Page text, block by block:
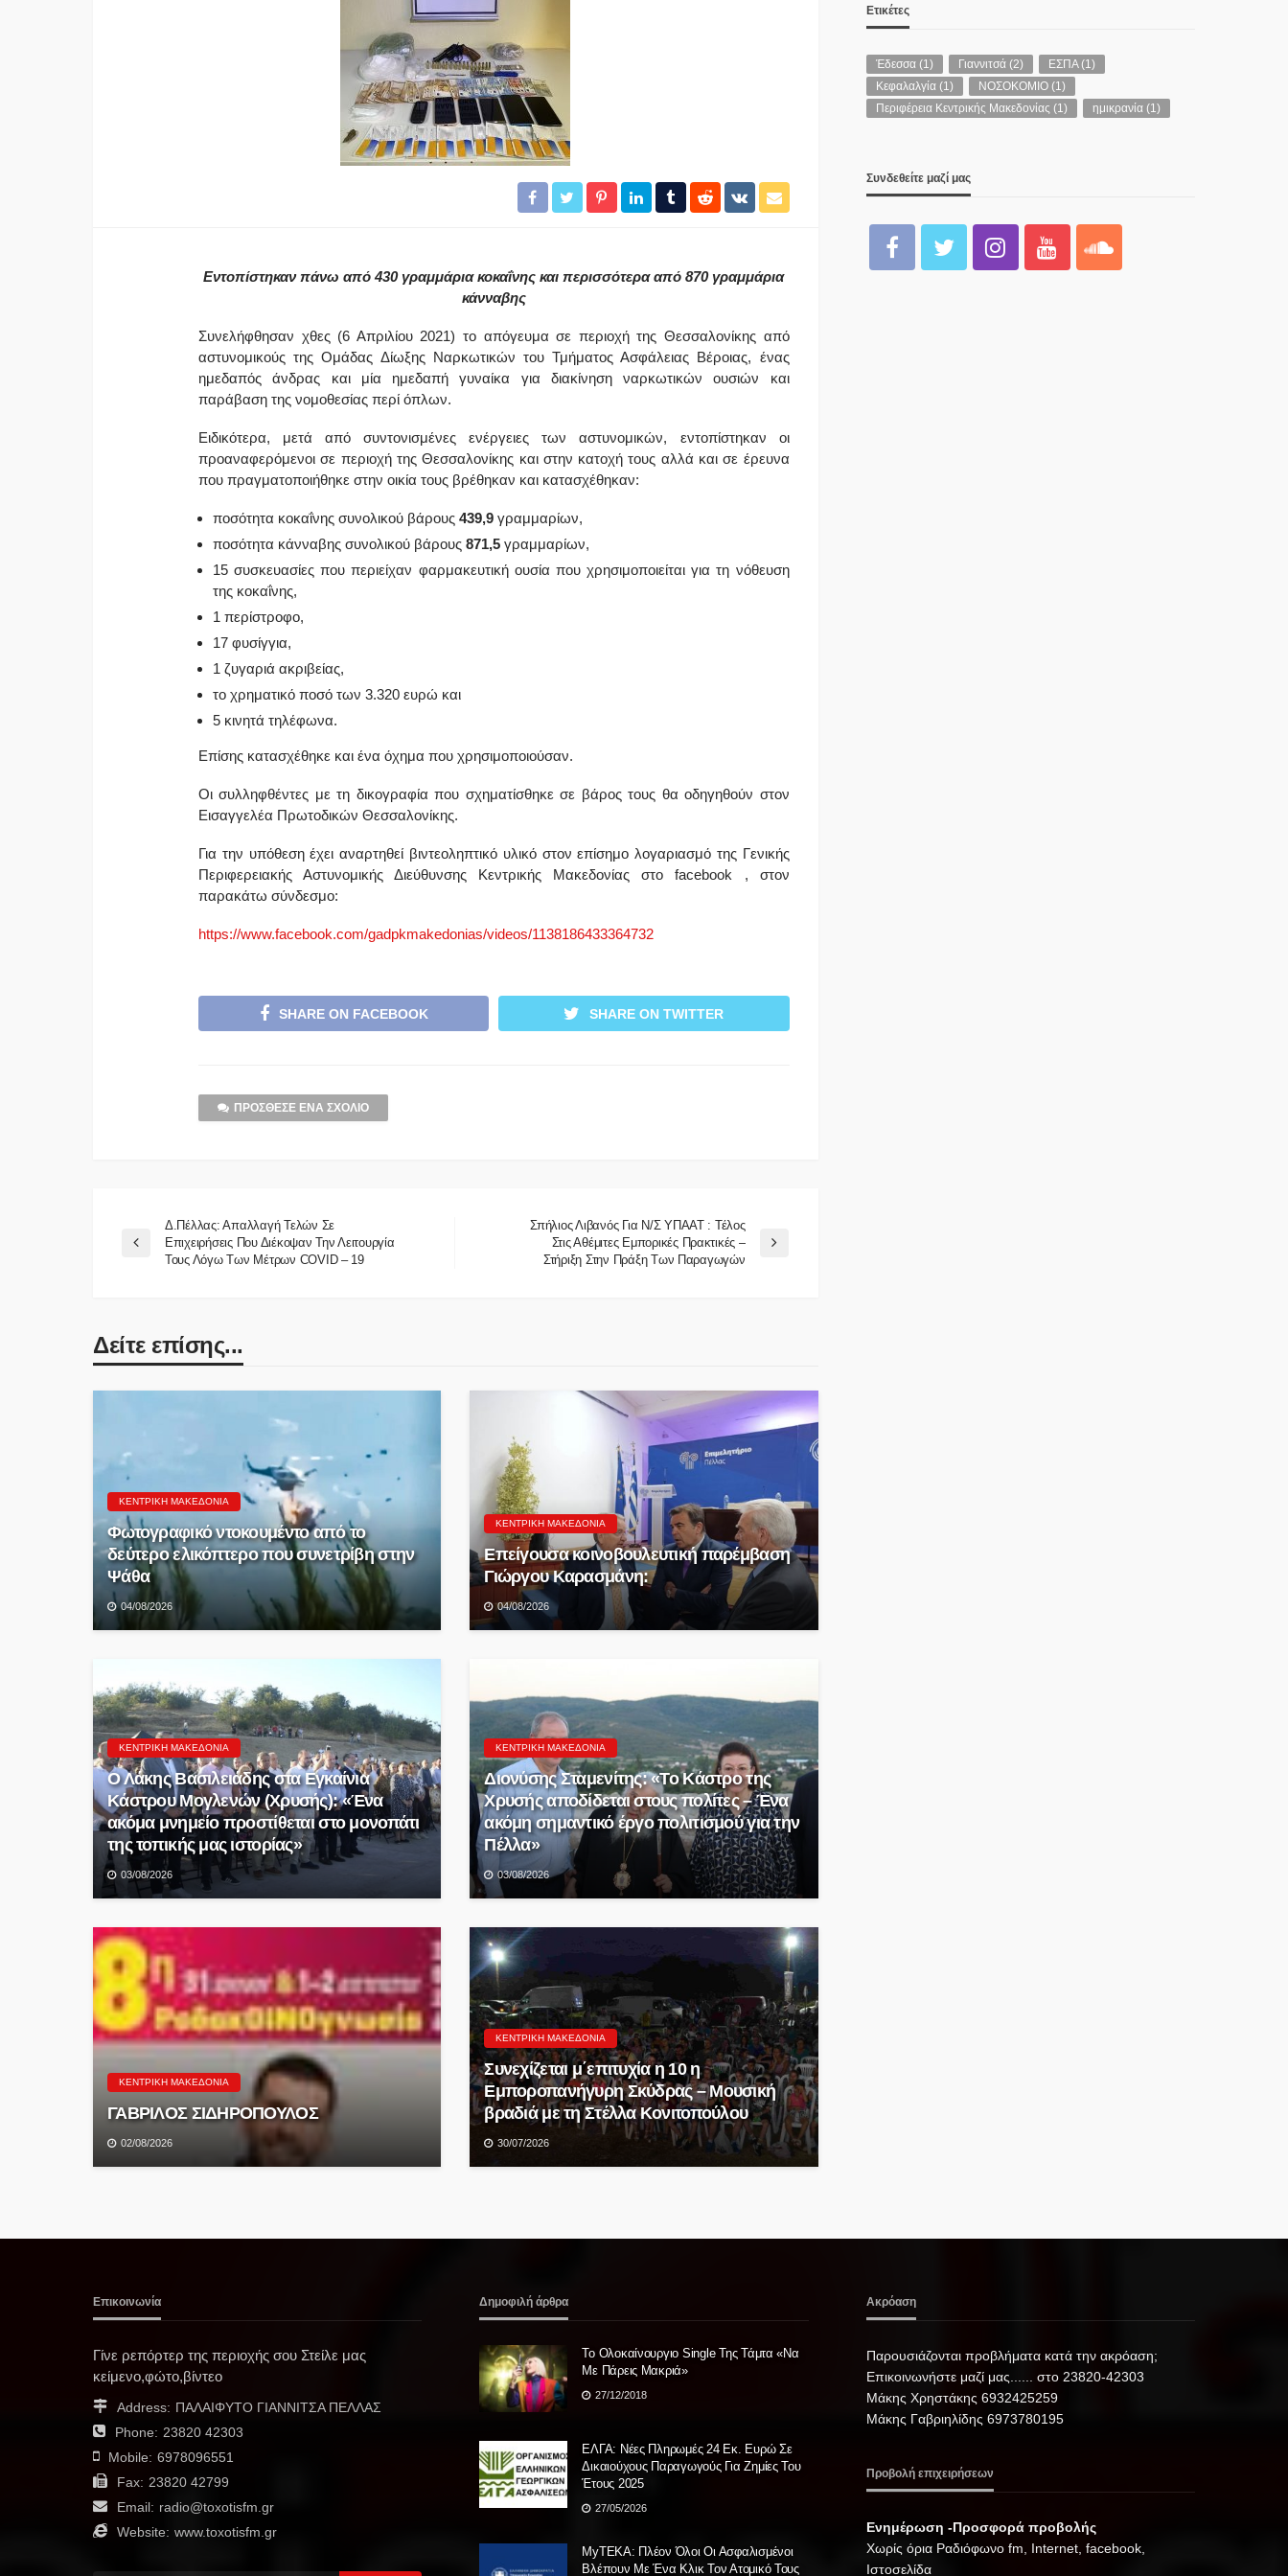
Εντοπίστηκαν πάνω από 430 γραμμάρια κοκαΐνης και περισσότερα από 870 γραμμάρια
κάνναβης
Συνελήφθησαν χθες (6 Απριλίου 2021) το απόγευμα σε περιοχή της Θεσσαλονίκης από
αστυνομικούς της Ομάδας Δίωξης Ναρκωτικών του Τμήματος Ασφάλειας Βέροιας, ένας
ημεδαπός άνδρας και μία ημεδαπή γυναίκα για διακίνηση ναρκωτικών ουσιών και
παράβαση της νομοθεσίας περί όπλων.
Ειδικότερα, μετά από συντονισμένες ενέργειες των αστυνομικών, εντοπίστηκαν οι
προαναφερόμενοι σε περιοχή της Θεσσαλονίκης και στην κατοχή τους αλλά και σε έρευνα
που πραγματοποιήθηκε στην οικία τους βρέθηκαν και κατασχέθηκαν:
ποσότητα κοκαΐνης συνολικού βάρους 439,9 γραμμαρίων,
ποσότητα κάνναβης συνολικού βάρους 871,5 γραμμαρίων,
15 συσκευασίες που περιείχαν φαρμακευτική ουσία που χρησιμοποιείται για τη νόθευση
της κοκαΐνης,
1 περίστροφο,
17 φυσίγγια,
1 ζυγαριά ακριβείας,
το χρηματικό ποσό των 3.320 ευρώ και
5 κινητά τηλέφωνα.
Επίσης κατασχέθηκε και ένα όχημα που χρησιμοποιούσαν.
Οι συλληφθέντες με τη δικογραφία που σχηματίσθηκε σε βάρος τους θα οδηγηθούν στον
Εισαγγελέα Πρωτοδικών Θεσσαλονίκης.
Για την υπόθεση έχει αναρτηθεί βιντεοληπτικό υλικό στον επίσημο λογαριασμό της Γενικής
Περιφερειακής Αστυνομικής Διεύθυνσης Κεντρικής Μακεδονίας στο facebook , στον
παρακάτω σύνδεσμο:
https://www.facebook.com/gadpkmakedonias/videos/1138186433364732
SHARE ON FACEBOOK SHARE ON TWITTER
ΠΡΌΣΘΕΣΕ ΈΝΑ ΣΧΌΛΙΟ
Δ.Πέλλας: Απαλλαγή Τελών Σε
Επιχειρήσεις Που Διέκοψαν Την Λειτουργία
Τους Λόγω Των Μέτρων COVID – 19
Σπήλιος Λιβανός Για Ν/σ ΥΠΑΑΤ : Τέλος
Στις Αθέμιτες Εμπορικές Πρακτικές –
Στήριξη Στην Πράξη Των Παραγωγών
Δείτε επίσης...
ΚΕΝΤΡΙΚΉ ΜΑΚΕΔΟΝΊΑ
Φωτογραφικό ντοκουμέντο από το
δεύτερο ελικόπτερο που συνετρίβη στην
Ψάθα
04/08/2026
ΚΕΝΤΡΙΚΉ ΜΑΚΕΔΟΝΊΑ
Επείγουσα κοινοβουλευτική παρέμβαση
Γιώργου Καρασμάνη:
04/08/2026
ΚΕΝΤΡΙΚΉ ΜΑΚΕΔΟΝΊΑ
Ο Λάκης Βασιλειάδης στα Εγκαίνια
Κάστρου Μογλενών (Χρυσής): «Ένα
ακόμα μνημείο προστίθεται στο μονοπάτι
της τοπικής μας ιστορίας»
03/08/2026
ΚΕΝΤΡΙΚΉ ΜΑΚΕΔΟΝΊΑ
Διονύσης Σταμενίτης: «Το Κάστρο της
Χρυσής αποδίδεται στους πολίτες – Ένα
ακόμη σημαντικό έργο πολιτισμού για την
Πέλλα»
03/08/2026
ΚΕΝΤΡΙΚΉ ΜΑΚΕΔΟΝΊΑ
ΓΑΒΡΙΛΟΣ ΣΙΔΗΡΟΠΟΥΛΟΣ
02/08/2026
ΚΕΝΤΡΙΚΉ ΜΑΚΕΔΟΝΊΑ
Συνεχίζεται μ΄επιτυχία η 10 η
Εμποροπανήγυρη Σκύδρας – Μουσική
βραδιά με τη Στέλλα Κονιτοπούλου
30/07/2026
Ετικέτες
Έδεσσα(1) Γιαννιτσά(2) ΕΣΠΑ(1)
Κεφαλαλγία(1) ΝΟΣΟΚΟΜΙΟ(1)
Περιφέρεια Κεντρικής Μακεδονίας (1) ημικρανία(1)
Συνδεθείτε μαζί μας
Επικοινωνία
Γίνε ρεπόρτερ της περιοχής σου Στείλε μας
κείμενο,φώτο,βίντεο
Address: ΠΑΛΑΙΦΥΤΟ ΓΙΑΝΝΙΤΣΑ ΠΕΛΛΑΣ
Phone: 23820 42303
Mobile: 6978096551
Fax: 23820 42799
Email: radio@toxotisfm.gr
Website: www.toxotisfm.gr
Δημοφιλή άρθρα
Το Ολοκαίνουργιο Single Της Τάμτα «Να
Με Πάρεις Μακριά»
27/12/2018
ΕΛΓΑ: Νέες Πληρωμές 24 Εκ. Ευρώ Σε
Δικαιούχους Παραγωγούς Για Ζημίες Του
Έτους 2025
27/05/2026
MyTEKA: Πλέον Όλοι Οι Ασφαλισμένοι
Βλέπουν Με Ένα Κλικ Τον Ατομικό Τους
Ακρόαση
Παρουσιάζονται προβλήματα κατά την ακρόαση;
Επικοινωνήστε μαζί μας...... στο 23820-42303
Μάκης Χρηστάκης 6932425259
Μάκης Γαβριηλίδης 6973780195
Προβολή επιχειρήσεων
Ενημέρωση -Προσφορά προβολής
Xωρίς όρια Ραδιόφωνο fm, Internet, facebook,
Ιστοσελίδα